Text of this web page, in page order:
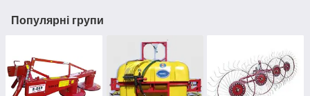
Популярні групи